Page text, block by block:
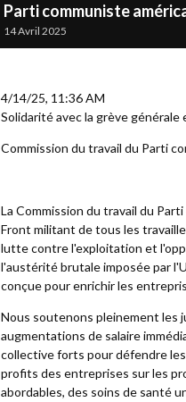
Parti communiste
14 Avril 2025
4/14/25, 11:36 AM
Solidarité avec la grève générale
Commission du travail du Parti
La Commission du travail du
Front militant de tous les
lutte contre l'exploitation et
l'austérité brutale imposée par
conçue pour enrichir les
Nous soutenons pleinement les
augmentations de salaire
collective forts pour défendre
profits des entreprises sur les
abordables, des soins de santé